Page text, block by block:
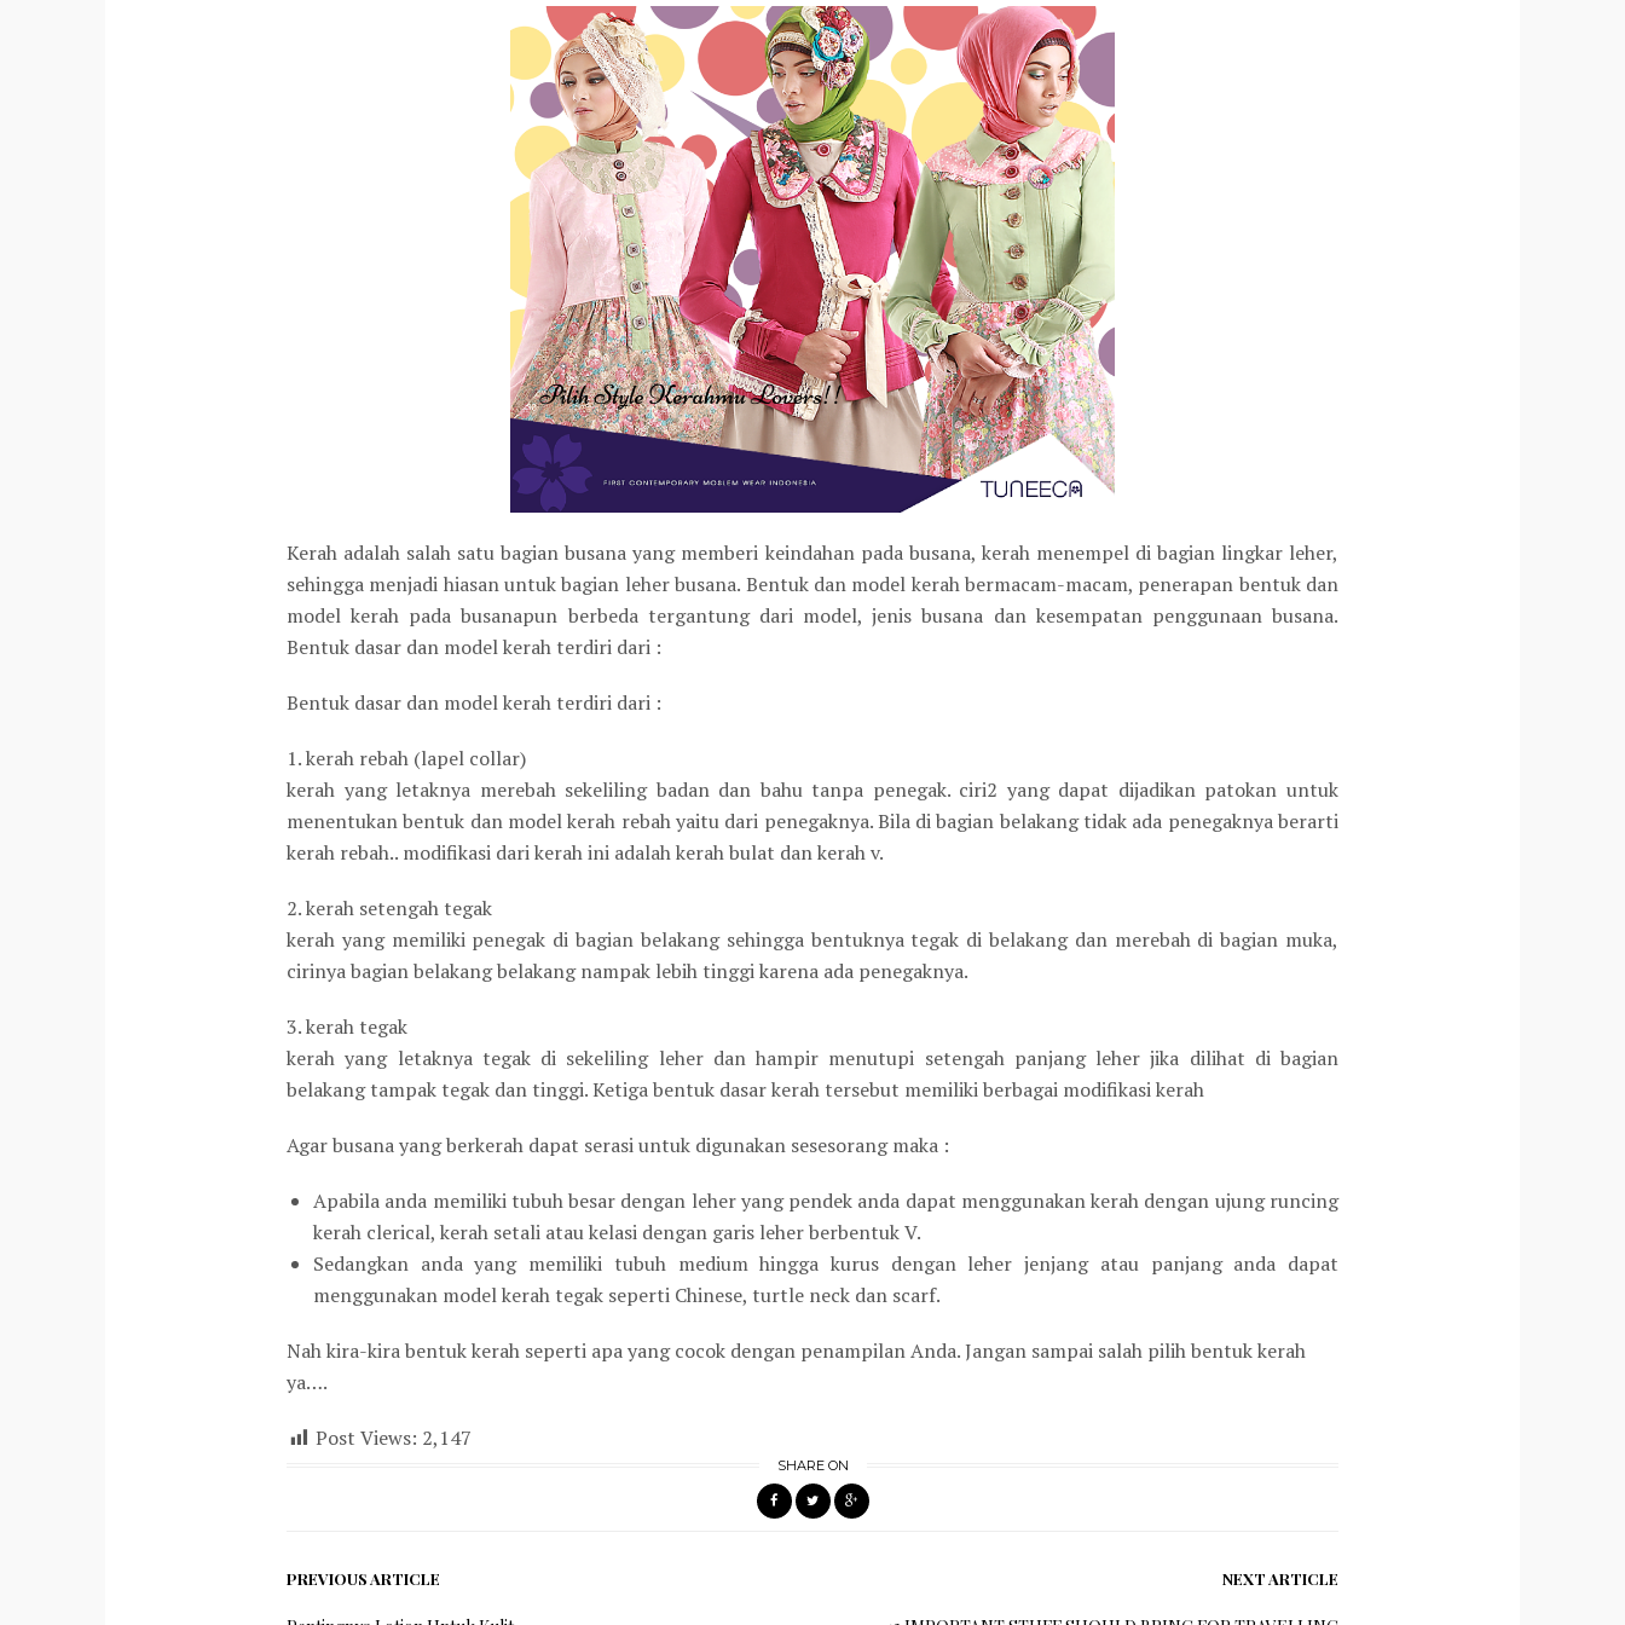
Kerah adalah salah satu bagian busana yang memberi keindahan pada busana, kerah menempel di bagian lingkar leher,
sehingga menjadi hiasan untuk bagian leher busana. Bentuk dan model kerah bermacam-macam, penerapan bentuk dan
model kerah pada busanapun berbeda tergantung dari model, jenis busana dan kesempatan penggunaan busana.
Bentuk dasar dan model kerah terdiri dari :
Bentuk dasar dan model kerah terdiri dari :
1. kerah rebah (lapel collar)
kerah yang letaknya merebah sekeliling badan dan bahu tanpa penegak. ciri2 yang dapat dijadikan patokan untuk
menentukan bentuk dan model kerah rebah yaitu dari penegaknya. Bila di bagian belakang tidak ada penegaknya berarti
kerah rebah.. modifikasi dari kerah ini adalah kerah bulat dan kerah v.
2. kerah setengah tegak
kerah yang memiliki penegak di bagian belakang sehingga bentuknya tegak di belakang dan merebah di bagian muka,
cirinya bagian belakang belakang nampak lebih tinggi karena ada penegaknya.
3. kerah tegak
kerah yang letaknya tegak di sekeliling leher dan hampir menutupi setengah panjang leher jika dilihat di bagian
belakang tampak tegak dan tinggi. Ketiga bentuk dasar kerah tersebut memiliki berbagai modifikasi kerah
Agar busana yang berkerah dapat serasi untuk digunakan sesesorang maka :
Apabila anda memiliki tubuh besar dengan leher yang pendek anda dapat menggunakan kerah dengan ujung runcing
kerah clerical, kerah setali atau kelasi dengan garis leher berbentuk V.
Sedangkan anda yang memiliki tubuh medium hingga kurus dengan leher jenjang atau panjang anda dapat
menggunakan model kerah tegak seperti Chinese, turtle neck dan scarf.
Nah kira-kira bentuk kerah seperti apa yang cocok dengan penampilan Anda. Jangan sampai salah pilih bentuk kerah
ya….
Post Views: 2,147
SHARE ON
PREVIOUS ARTICLE NEXT ARTICLE